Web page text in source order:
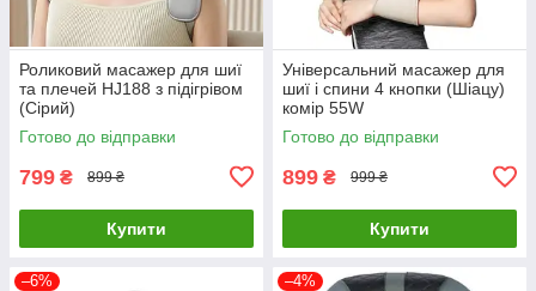
Роликовий масажер для шиї
та плечей HJ188 з підігрівом
(Сірий)
Готово до відправки
799 ₴ 899 ₴
Купити
Універсальний масажер для
шиї і спини 4 кнопки (Шіацу)
комір 55W
Готово до відправки
899 ₴ 999 ₴
Купити
–6% –4%